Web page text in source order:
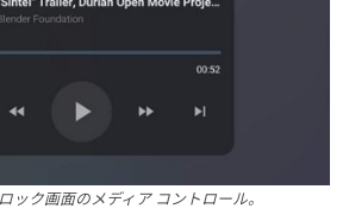
ック画面のメディア コントロール。